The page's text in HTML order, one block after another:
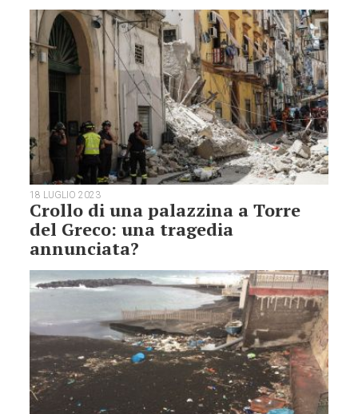
18 LUGLIO 2023
Crollo di una palazzina a Torre
del Greco: una tragedia
annunciata?